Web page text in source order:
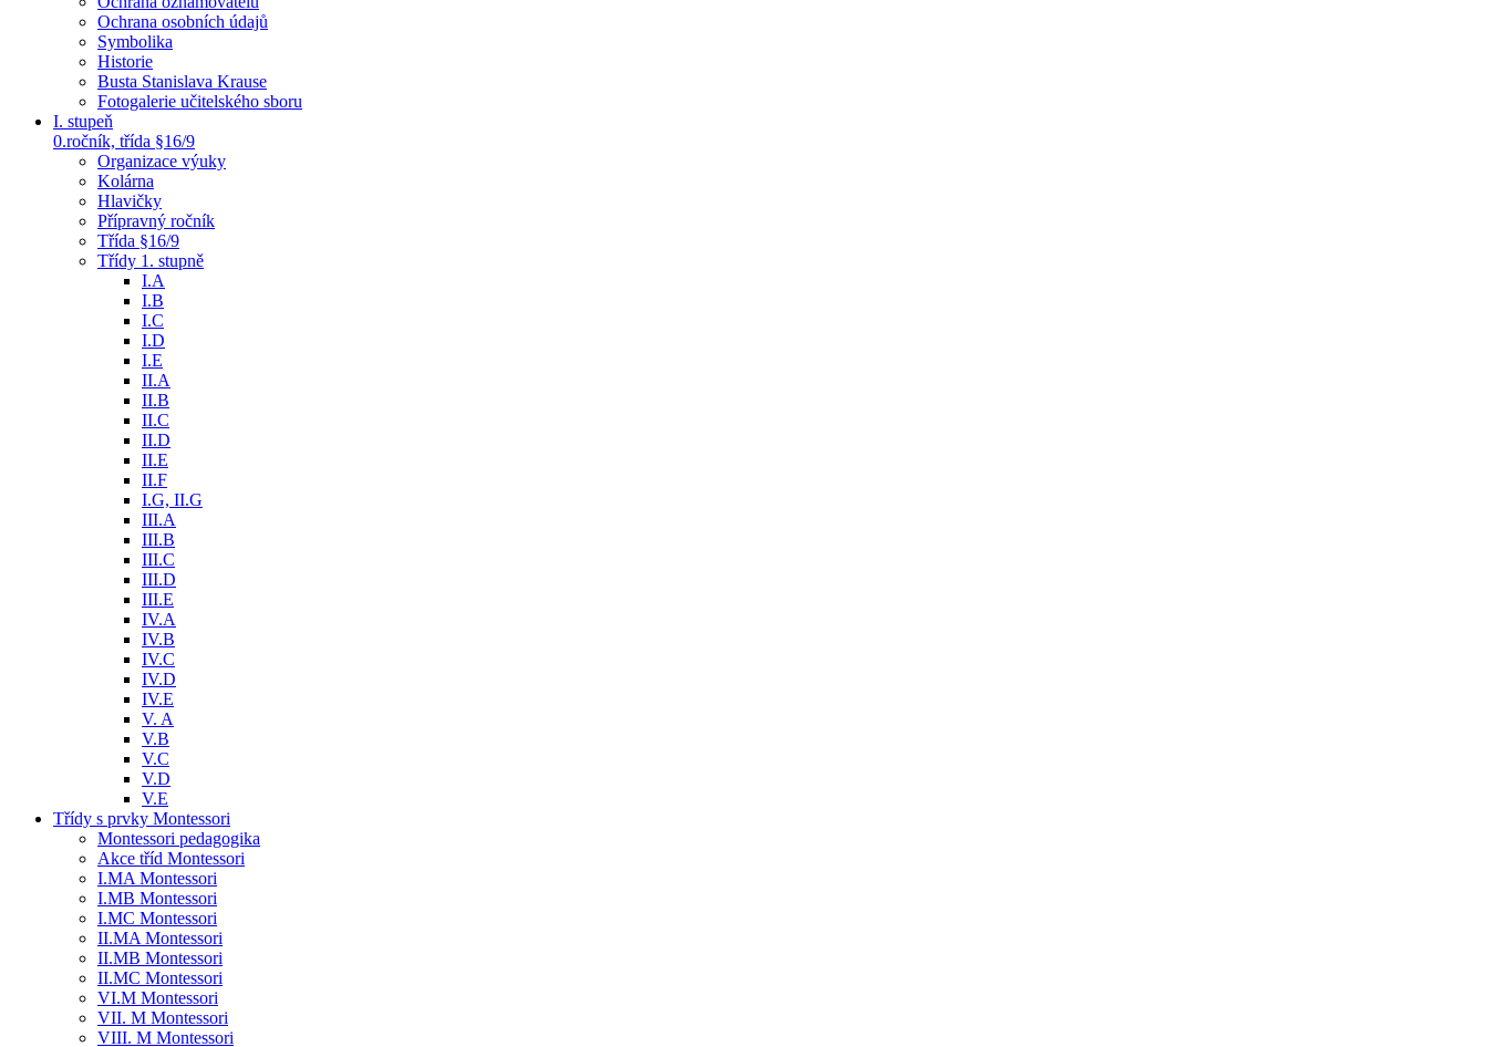
Ochrana osobních údajů
Symbolika
Historie
Busta Stanislava Krause
Fotogalerie učitelského sboru
I. stupeň
0.ročník, třída §16/9
Organizace výuky
Kolárna
Hlavičky
Přípravný ročník
Třída §16/9
Třídy 1. stupně
I.A
I.B
I.C
I.D
I.E
II.A
II.B
II.C
II.D
II.E
II.F
I.G, II.G
III.A
III.B
III.C
III.D
III.E
IV.A
IV.B
IV.C
IV.D
IV.E
V. A
V.B
V.C
V.D
V.E
Třídy s prvky Montessori
Montessori pedagogika
Akce tříd Montessori
I.MA Montessori
I.MB Montessori
I.MC Montessori
II.MA Montessori
II.MB Montessori
II.MC Montessori
VI.M Montessori
VII. M Montessori
VIII. M Montessori